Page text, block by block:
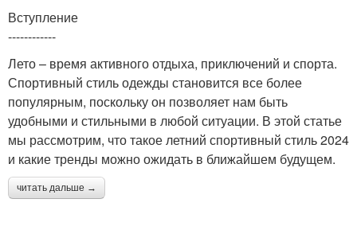
Вступление
------------
Лето – время активного отдыха, приключений и спорта.
Спортивный стиль одежды становится все более
популярным, поскольку он позволяет нам быть
удобными и стильными в любой ситуации. В этой статье
мы рассмотрим, что такое летний спортивный стиль 2024
и какие тренды можно ожидать в ближайшем будущем.
читать дальше →